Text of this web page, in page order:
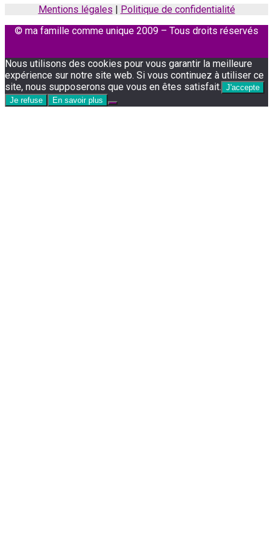
Mentions légales | Politique de confidentialité
© ma famille comme unique 2009 – Tous droits réservés
Nous utilisons des cookies pour vous garantir la meilleure
expérience sur notre site web. Si vous continuez à utiliser ce
site, nous supposerons que vous en êtes satisfait. J'accepte
Je refuse
En savoir plus